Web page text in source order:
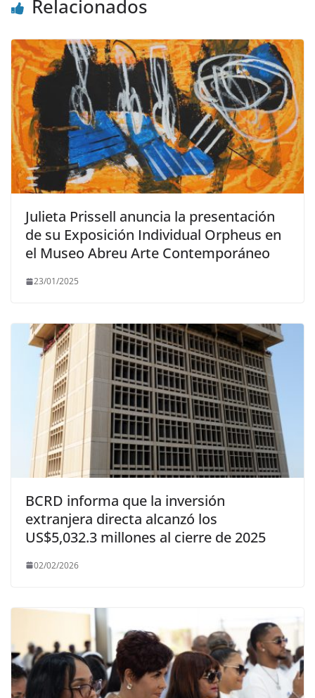
Relacionados
Julieta Prissell anuncia la presentación
de su Exposición Individual Orpheus en
el Museo Abreu Arte Contemporáneo
23/01/2025
BCRD informa que la inversión
extranjera directa alcanzó los
US$5,032.3 millones al cierre de 2025
02/02/2026